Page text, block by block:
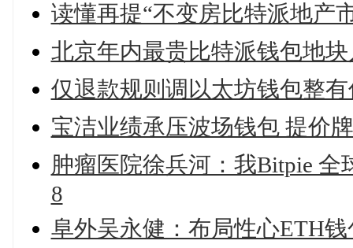
读懂再提“不变房比特派地产
北京年内最贵比特派钱包地
仅退款规则调以太坊钱包整
宝洁业绩承压波场钱包 提价
肿瘤医院徐兵河：我Bitpie
8
阜外吴永健：布局性心ETH